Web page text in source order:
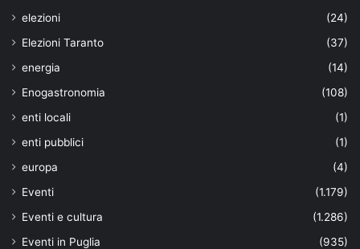
elezioni
(24)
Elezioni Taranto
(37)
energia
(14)
Enogastronomia
(108)
enti locali
(1)
enti pubblici
(1)
europa
(4)
Eventi
(1.179)
Eventi e cultura
(1.286)
Eventi in Puglia
(935)